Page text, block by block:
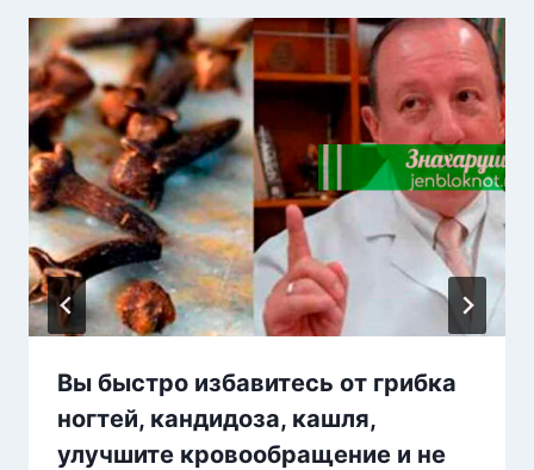
Вы быстро избавитесь от грибка
ногтей, кандидоза, кашля,
улучшите кровообращение и не